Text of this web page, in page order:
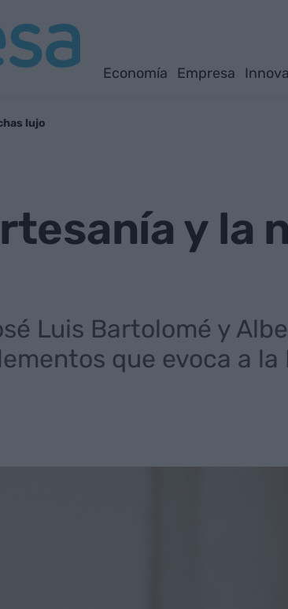
Economía Empresa
lujo
y la
Luis Bartolomé y
que evoca a